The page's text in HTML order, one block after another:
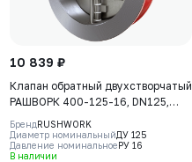
10 839 ₽
Клапан обратный двухстворчатый
РАШВОРК 400-125-16, DN125,
PN16, корпус - GJL-250 (GG25),
пластины - AISI316 (CF8M),
уплотнение - EPDM, М/Ф
БрендRUSHWORK
Диаметр номинальныйДУ 125
Давление номинальноеРУ 16
В наличии